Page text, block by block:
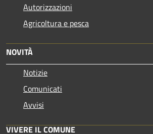
Autorizzazioni
Agricoltura e pesca
NOVITÀ
Notizie
Comunicati
Avvisi
VIVERE IL COMUNE